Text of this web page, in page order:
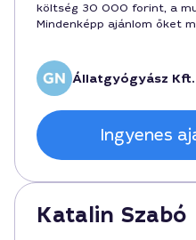
költség 30 000 forint, a
Mindenképp ajánlom őket
Állatgyógyász Kft.
Ingyenes
Katalin Szabó